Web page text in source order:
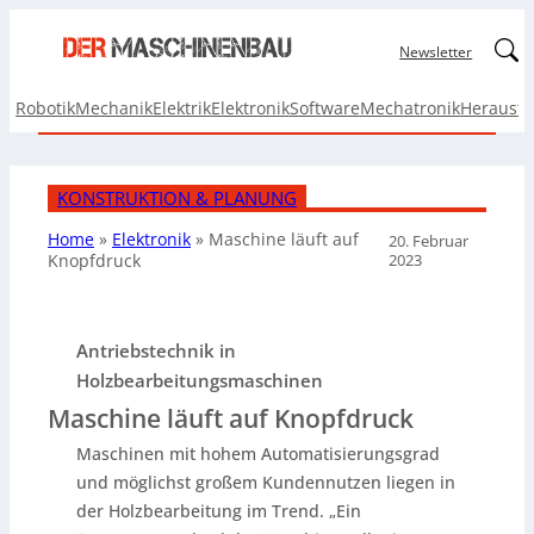
Newsletter
RobotikMechanikElektrikElektronikSoftwareMechatronik
KONSTRUKTION & PLANUNG
Home » Elektronik » Maschine läuft auf
Knopfdruck
20. Februar
2023
Antriebstechnik in
Holzbearbeitungsmaschinen
Maschine läuft auf Knopfdruck
Maschinen mit hohem Automatisierungsgrad
und möglichst großem Kundennutzen liegen in
der Holzbearbeitung im Trend. „Ein